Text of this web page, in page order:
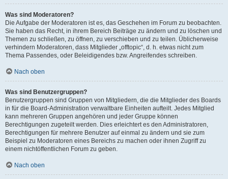
Was sind Moderatoren?
Die Aufgabe der Moderatoren ist es, das Geschehen im Forum zu beobachten.
Sie haben das Recht, in ihrem Bereich Beiträge zu ändern und zu löschen und
Themen zu schließen, zu öffnen, zu verschieben und zu teilen. Üblicherweise
verhindern Moderatoren, dass Mitglieder „offtopic“, d. h. etwas nicht zum
Thema Passendes, oder Beleidigendes bzw. Angreifendes schreiben.
Nach oben
Was sind Benutzergruppen?
Benutzergruppen sind Gruppen von Mitgliedern, die die Mitglieder des Boards
in für die Board-Administration verwaltbare Einheiten aufteilt. Jedes Mitglied
kann mehreren Gruppen angehören und jeder Gruppe können
Berechtigungen zugeteilt werden. Dies erleichtert es den Administratoren,
Berechtigungen für mehrere Benutzer auf einmal zu ändern und sie zum
Beispiel zu Moderatoren eines Bereichs zu machen oder ihnen Zugriff zu
einem nichtöffentlichen Forum zu geben.
Nach oben